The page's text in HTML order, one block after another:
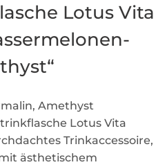
Lotus Vita
Amethyst
Lotus Vita
Trinkaccessoire,
ästhetischem